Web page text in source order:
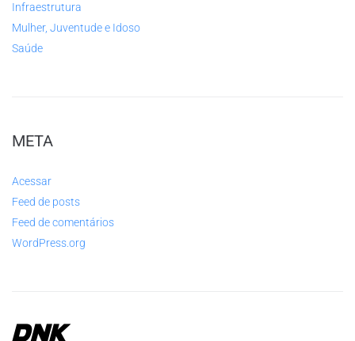
Infraestrutura
Mulher, Juventude e Idoso
Saúde
META
Acessar
Feed de posts
Feed de comentários
WordPress.org